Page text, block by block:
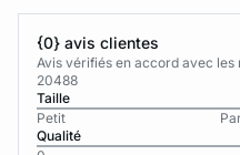
{0} avis clientes
Avis vérifiés en accord avec
20488
Taille
Petit
Qualité